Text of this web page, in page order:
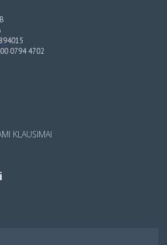
0794 4702
KLAUSIMAI